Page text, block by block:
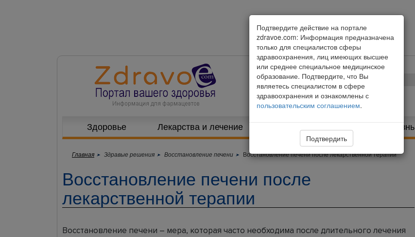
Здоровье Лекарства и лечение Питание и диета Здоровая жизнь
Главная Здравые решения Восстановление печени Восстановление печени после лекарственной терапии
Восстановление печени после
лекарственной терапии
Восстановление печени – мера, которая часто необходима после длительного лечения
Подтвердите действие на портале
zdravoe.com: Информация предназначена
только для специалистов сферы
здравоохранения, лиц имеющих высшее
или среднее специальное медицинское
образование. Подтвердите, что Вы
являетесь специалистом в сфере
здравоохранения и ознакомлены с
пользовательским соглашением.
Подтвердить